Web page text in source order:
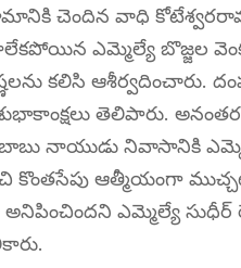
చెందిన వాధి
ఎమ్మెల్యే బొజ్జల
కలిసి ఆశీర్వదించారు.
తెలిపారు.
నాయుడు నివాసానికి
ఆత్మీయంగా
ఎమ్మెల్యే సుధీర్